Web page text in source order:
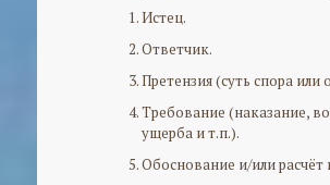
Истец.
Ответчик.
Претензия (суть спора или
Требование (наказание,
ущерба и т.п.).
Обоснование и/или расчёт